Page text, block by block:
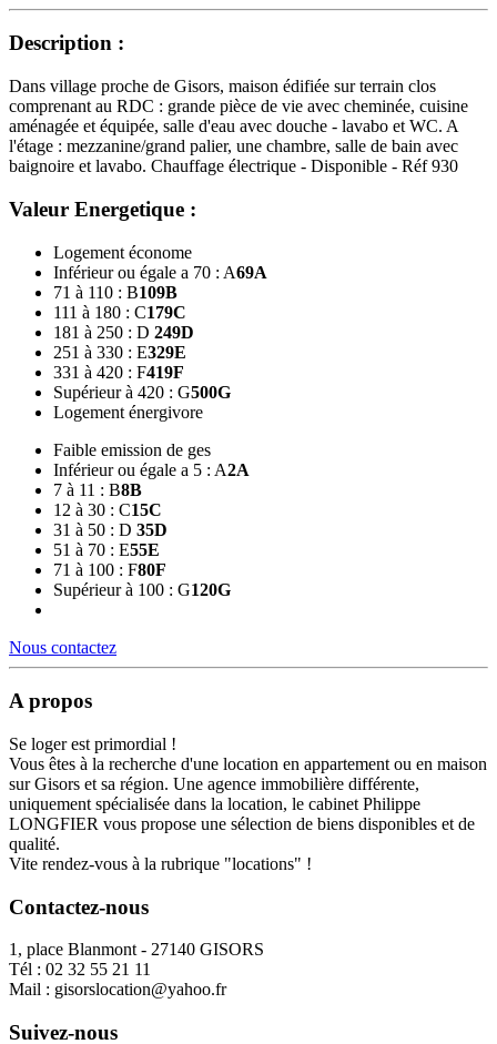
Description :
Dans village proche de Gisors, maison édifiée sur terrain clos
comprenant au RDC : grande pièce de vie avec cheminée, cuisine
aménagée et équipée, salle d'eau avec douche - lavabo et WC. A
l'étage : mezzanine/grand palier, une chambre, salle de bain avec
baignoire et lavabo. Chauffage électrique - Disponible - Réf 930
Valeur Energetique :
Logement économe
Inférieur ou égale a 70 : A69A
71 à 110 : B109B
111 à 180 : C179C
181 à 250 : D 249D
251 à 330 : E329E
331 à 420 : F419F
Supérieur à 420 : G500G
Logement énergivore
Faible emission de ges
Inférieur ou égale a 5 : A2A
7 à 11 : B8B
12 à 30 : C15C
31 à 50 : D 35D
51 à 70 : E55E
71 à 100 : F80F
Supérieur à 100 : G120G
Nous contactez
A propos
Se loger est primordial !
Vous êtes à la recherche d'une location en appartement ou en maison
sur Gisors et sa région. Une agence immobilière différente,
uniquement spécialisée dans la location, le cabinet Philippe
LONGFIER vous propose une sélection de biens disponibles et de
qualité.
Vite rendez-vous à la rubrique "locations" !
Contactez-nous
1, place Blanmont - 27140 GISORS
Tél : 02 32 55 21 11
Mail : gisorslocation@yahoo.fr
Suivez-nous